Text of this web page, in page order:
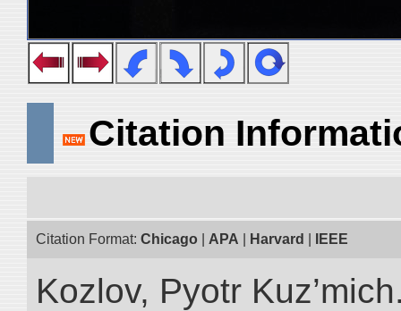
Citation
Citation Format: Chicago APA Harvard IEEE
Kozlov, Pyotr